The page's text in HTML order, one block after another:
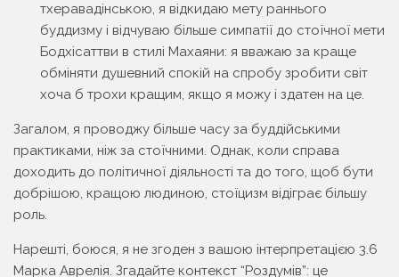
тхеравадінською, я відкидаю мету раннього
буддизму і відчуваю більше симпатії до стоїчної мети
Бодхісаттви в стилі Махаяни: я вважаю за краще
обміняти душевний спокій на спробу зробити світ
хоча б трохи кращим, якщо я можу і здатен на це.
Загалом, я проводжу більше часу за буддійськими
практиками, ніж за стоїчними. Однак, коли справа
доходить до політичної діяльності та до того, щоб бути
добрішою, кращою людиною, стоїцизм відіграє більшу
роль.
Нарешті, боюся, я не згоден з вашою інтерпретацією 3.6
Марка Аврелія. Згадайте контекст “Роздумів”: це